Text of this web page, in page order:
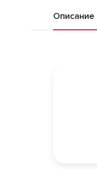
Описание